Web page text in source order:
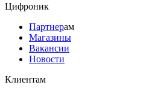
Цифроник
Партнерам
Магазины
Вакансии
Новости
Клиентам